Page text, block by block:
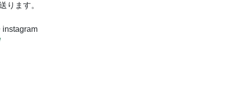
ります。
instagram